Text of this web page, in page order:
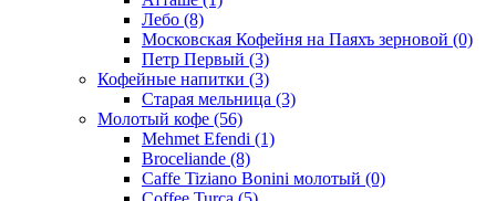
Лебо (8)
Московская Кофейня на Паяхъ зерновой (0)
Петр Первый (3)
Кофейные напитки (3)
Старая мельница (3)
Молотый кофе (56)
Mehmet Efendi (1)
Broceliande (8)
Caffe Tiziano Bonini молотый (0)